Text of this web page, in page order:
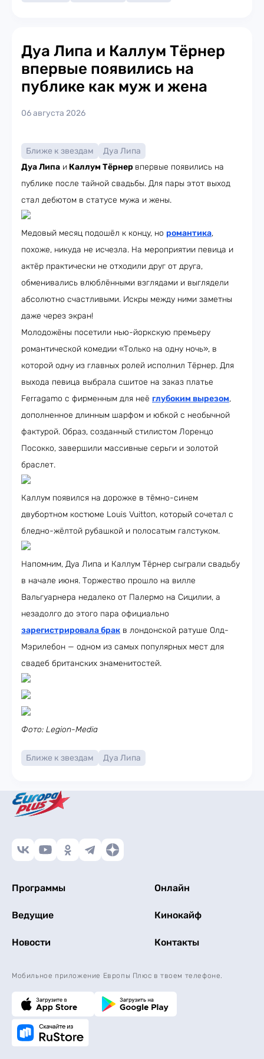
Дуа Липа и Каллум Тёрнер
впервые появились на
публике как муж и жена
06 августа 2026
Ближе к звездам
Дуа Липа
Дуа Липа и Каллум Тёрнер впервые появились на
публике после тайной свадьбы. Для пары этот выход
стал дебютом в статусе мужа и жены.
Медовый месяц подошёл к концу, но романтика,
похоже, никуда не исчезла. На мероприятии певица и
актёр практически не отходили друг от друга,
обменивались влюблёнными взглядами и выглядели
абсолютно счастливыми. Искры между ними заметны
даже через экран!
Молодожёны посетили нью-йоркскую премьеру
романтической комедии «Только на одну ночь», в
которой одну из главных ролей исполнил Тёрнер. Для
выхода певица выбрала сшитое на заказ платье
Ferragamo с фирменным для неё глубоким вырезом,
дополненное длинным шарфом и юбкой с необычной
фактурой. Образ, созданный стилистом Лоренцо
Посокко, завершили массивные серьги и золотой
браслет.
Каллум появился на дорожке в тёмно-синем
двубортном костюме Louis Vuitton, который сочетал с
бледно-жёлтой рубашкой и полосатым галстуком.
Напомним, Дуа Липа и Каллум Тёрнер сыграли свадьбу
в начале июня. Торжество прошло на вилле
Вальгуарнера недалеко от Палермо на Сицилии, а
незадолго до этого пара официально
зарегистрировала брак в лондонской ратуше Олд-
Мэрилебон — одном из самых популярных мест для
свадеб британских знаменитостей.
Фото: Legion-Media
Ближе к звездам Дуа Липа
Программы Онлайн
Ведущие Кинокайф
Новости Контакты
Мобильное приложение Европы Плюс в твоем телефоне.